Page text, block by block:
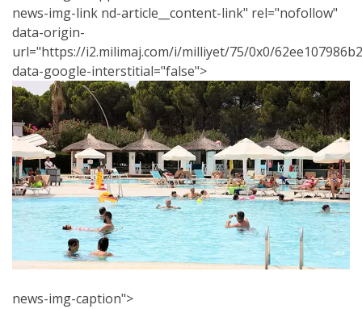
news-img-link nd-article__content-link" rel="nofollow"
data-origin-
url="https://i2.milimaj.com/i/milliyet/75/0x0/
data-google-interstitial="false">
news-img-caption">